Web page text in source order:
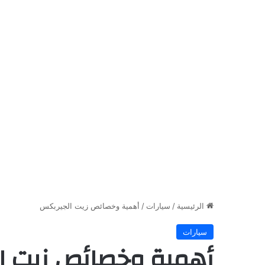
الرئيسية / سيارات / أهمية وخصائص زيت الجيربكس
سيارات